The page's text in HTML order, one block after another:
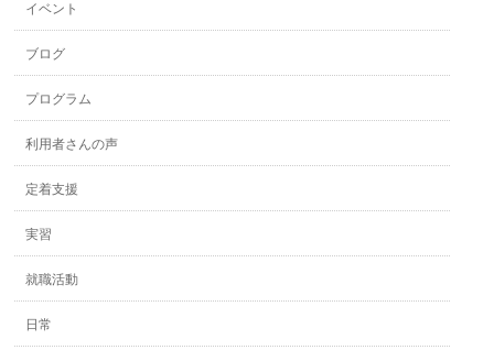
イベント
ブログ
プログラム
利用者さんの声
定着支援
実習
就職活動
日常